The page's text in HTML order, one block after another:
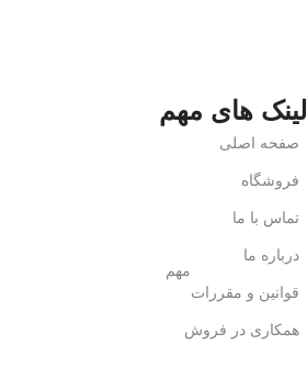
لینک های مهم
صفحه اصلی
فروشگاه
تماس با ما
درباره ما
قوانین و مقررات
مهم
همکاری در فروش